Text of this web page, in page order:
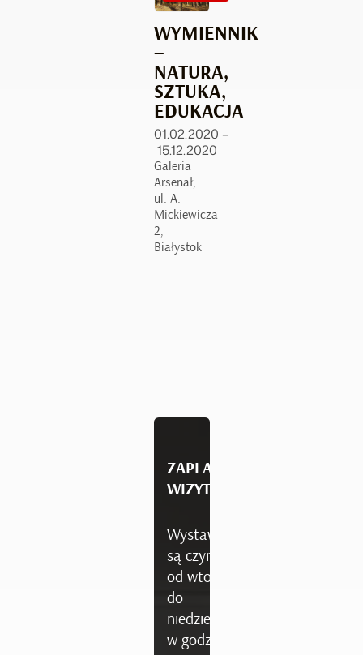
WYMIENNIK
–
NATURA,
SZTUKA,
EDUKACJA
01.02.2020 –
15.12.2020
Galeria
Arsenał,
ul. A.
Mickiewicza
2,
Białystok
ZAPLANUJ
WIZYTĘ
Wystawy
są czynne
od wtorku
do
niedzieli
w godzinach